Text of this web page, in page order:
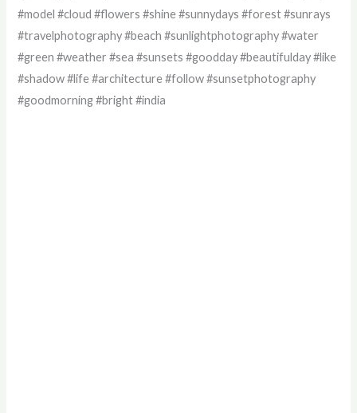
#model #cloud #flowers #shine #sunnydays #forest #sunrays
#travelphotography #beach #sunlightphotography #water
#green #weather #sea #sunsets #goodday #beautifulday #like
#shadow #life #architecture #follow #sunsetphotography
#goodmorning #bright #india